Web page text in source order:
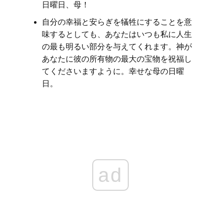
日曜日、母！
自分の幸福と安らぎを犠牲にすることを意
味するとしても、あなたはいつも私に人生
の最も明るい部分を与えてくれます。神が
あなたに彼の所有物の最大の宝物を祝福し
てくださいますように。幸せな母の日曜
日。
ad